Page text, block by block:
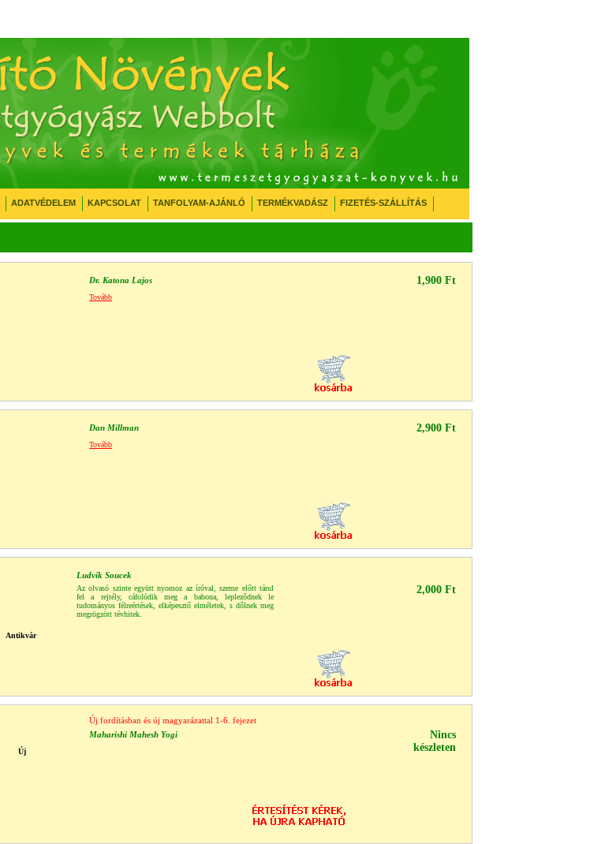
ADATVÉDELEM KAPCSOLAT TANFOLYAM-AJÁNLÓ TERMÉKVADÁSZ FIZETÉS-SZÁLLÍTÁS
Dr. Katona Lajos 1,900 Ft
Tovább
Dan Millman 2,900 Ft
Tovább
Ludvík Soucek
Az olvasó szinte együtt nyomoz az íróval, szeme előtt tárul
fel a rejtély, cáfolódik meg a babona, lepleződnek le
tudományos félreértések, elképesztő elméletek, s dőlnek meg
megrögzött tévhitek.
2,000 Ft
Antikvár
Új fordításban és új magyarázattal 1-6. fejezet
Maharishi Mahesh Yogi
Nincs
készleten
Új